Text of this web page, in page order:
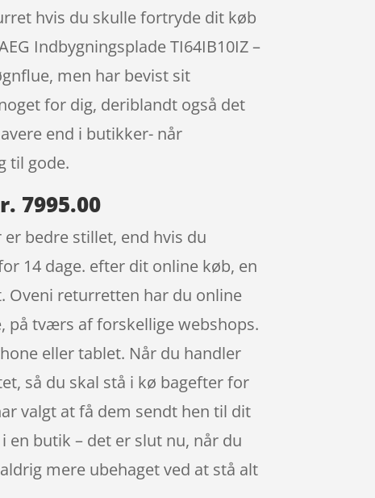
hvis du skulle fortryde dit køb
Indbygningsplade TI64IB10IZ –
men har bevist sit
for dig, deriblandt også det
end i butikker- når
til gode.
7995.00
bedre stillet, end hvis du
14 dage. efter dit online køb, en
Oveni returretten har du online
på tværs af forskellige webshops.
eller tablet. Når du handler
så du skal stå i kø bagefter for
valgt at få dem sendt hen til dit
en butik – det er slut nu, når du
mere ubehaget ved at stå alt